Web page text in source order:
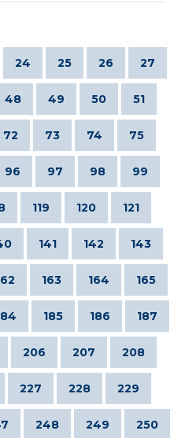
24 25 26 27
48 49 50 51
72 73 74 75
96 97 98 99
119 120 121
141 142 143
163 164 165
185 186 187
206 207 208
227 228 229
248 249 250